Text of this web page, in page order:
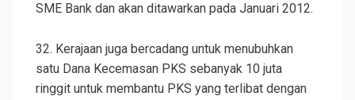
SME Bank dan akan ditawarkan pada Januari 2012.
32. Kerajaan juga bercadang untuk menubuhkan
satu Dana Kecemasan PKS sebanyak 10 juta
ringgit untuk membantu PKS yang terlibat dengan